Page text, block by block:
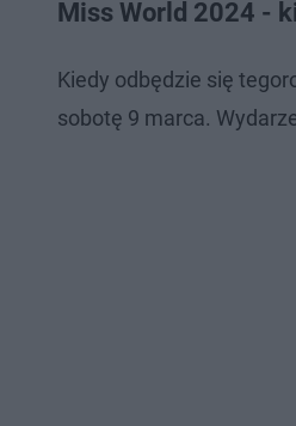
Miss World 2024 -
Kiedy odbędzie się
sobotę 9 marca.